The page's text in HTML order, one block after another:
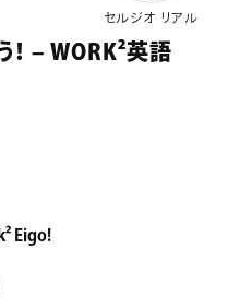
セルジオ リアル
！ – WORK²英語
Eigo!